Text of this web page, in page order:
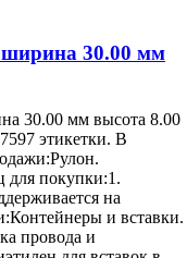
ширина 30.00 мм
30.00 мм высота 8.00
этикетки. В
для покупки:1.
на
и вставки.
провода и